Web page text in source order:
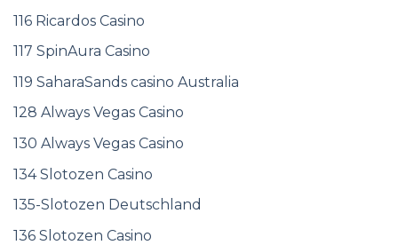
116 Ricardos Casino
117 SpinAura Casino
119 SaharaSands casino Australia
128 Always Vegas Casino
130 Always Vegas Casino
134 Slotozen Casino
135-Slotozen Deutschland
136 Slotozen Casino